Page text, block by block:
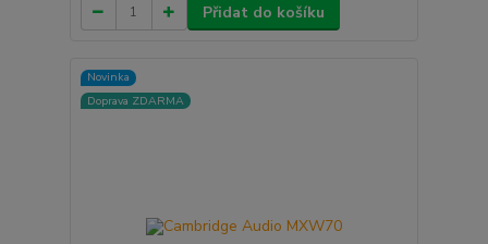
Přidat do košíku
Novinka
Doprava ZDARMA